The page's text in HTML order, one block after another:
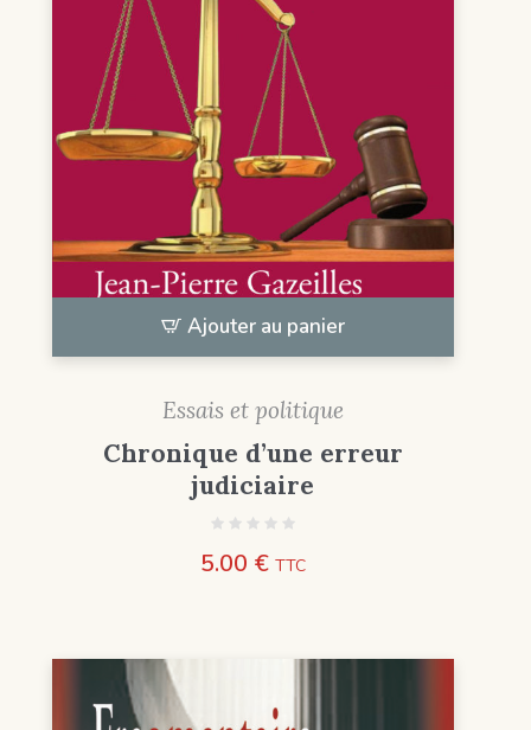
Ajouter au panier
Essais et politique
Chronique d’une erreur
judiciaire
5.00 € TTC